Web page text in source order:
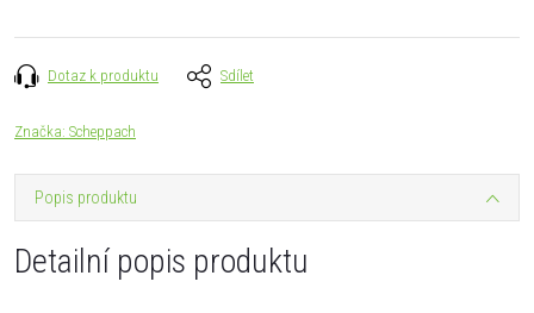
Dotaz k produktu Sdílet
Značka: Scheppach
Popis produktu
Detailní popis produktu